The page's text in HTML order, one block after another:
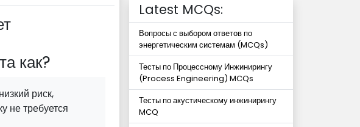
как?
риск,
не требуется
Latest MCQs:
Вопросы с выбором ответов по
энергетическим системам (MCQs)
Тесты по Процессному Инжинирингу
(Process Engineering) MCQs
Тесты по акустическому инжинирингу
MCQ